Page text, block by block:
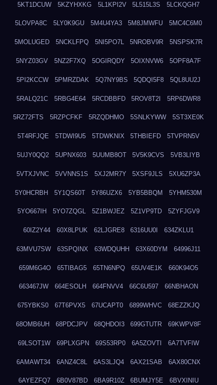
5KT1DCUW 5KZYHXKG 5L1KPI2V 5L515L3S 5LCKQGH7
5LOVPA8C 5LY0K9GU 5M4U4YA3 5M8JMWFU 5MC4C6M0
5MOLUGED 5NCKLFPQ 5NI5PO7L 5NROBV9R 5NSPSK7R
5NYZ03GV 5NZ2F7XQ 5OGIRQDY 5OIXNVW6 5OPF8A7F
5PI2KCCW 5PMRZDAK 5Q7NY9BS 5QDQI5F8 5QL8UU2J
5RALQ21C 5RBG4E64 5RCDBBFD 5ROV8T2I 5RP6DWR8
5RZ72FTS 5RZPCFKF 5RZQDHMO 5SNLKYWW 5ST3XE0K
5T4RFJQE 5TDWI9U5 5TDWKNIX 5THBIEFD 5TVPRN5V
5UJY0QQ2 5UPNX603 5UUMB8OT 5V5K9CVS 5VB3LIYB
5VTXJVNC 5VVNNS1S 5XJ2MR7Y 5XSF9JLS 5XU6ZP3A
5Y0HCRBH 5Y1QS60T 5Y86UZX6 5YB5BBQM 5YHM530M
5YO667IH 5YO7ZQGL 5Z1BWJEZ 5Z1VP9TD 5ZYFJGV9
60IZ2Y44 60X8LPUK 62LJGRE8 6316UU0I 634ZKLU1
63MVU7SW 63SPQINX 63WDQUHH 63X60DYM 64996J11
659M6G4O 65TIBAG5 65TN6NPQ 65UV4E1K 660K94O5
663467JW 664ESOLH 664FNVV4 66C6U597 66NBHAON
675YBKS0 67T6PVX5 67UCAPT0 6899WHVC 68EZZKJQ
68OMB6UH 68PDCJPV 68QHDOI3 699GTUTR 69KWPV8F
69LSOT1W 69PLXGPN 69S53RP0 6A5ZOVTI 6A7TVFIW
6AMAWT34 6ANZ4C8L 6AS3LJQ4 6AX21SAB 6AX80CNX
6AYEZFQ7 6B0V87BD 6BA9R10Z 6BUMJY5E 6BVXINIU